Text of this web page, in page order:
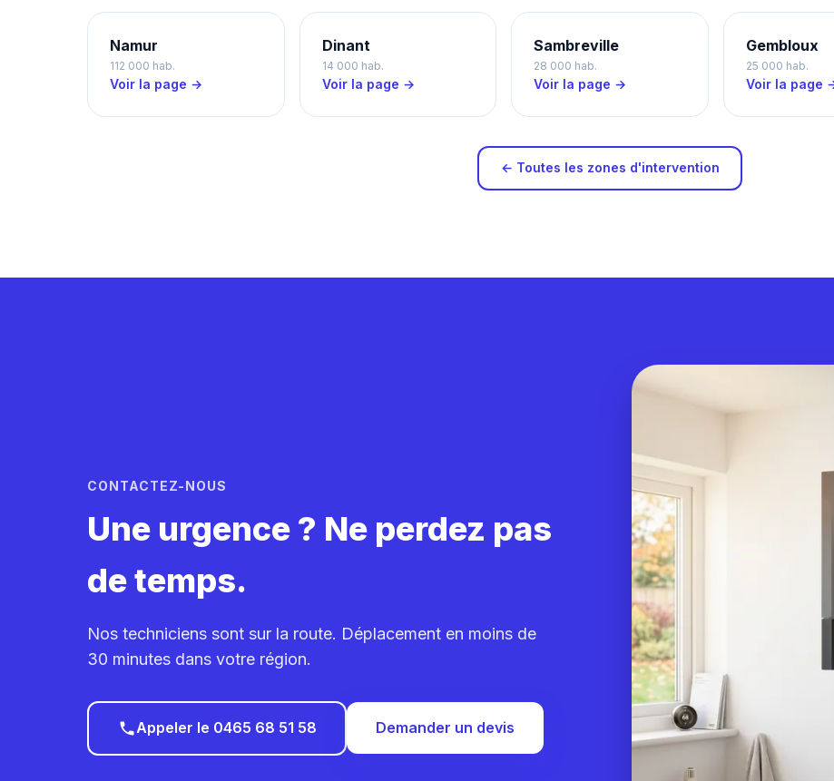
Namur
112 000 hab.
Voir la page →
Dinant
14 000 hab.
Voir la page →
Sambreville
28 000 hab.
Voir la page →
Gembloux
25 000 hab.
Voir la page
← Toutes les zones d'intervention
CONTACTEZ-NOUS
Une urgence ? Ne perdez pas
de temps.
Nos techniciens sont sur la route. Déplacement en moins de
30 minutes dans votre région.
Appeler le 0465 68 51 58 Demander un devis